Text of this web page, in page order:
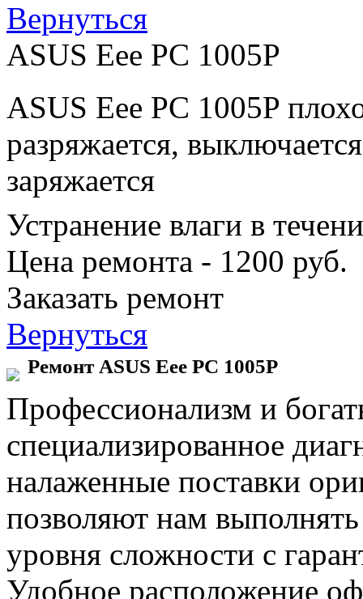
Вернуться
ASUS Eee PC 1005P
ASUS Eee PC 1005P
разряжается,
заряжается
Устранение влаги в
Цена ремонта - 1200 руб.
Заказать ремонт
Вернуться
Ремонт ASUS Eee PC 1005P
Профессионализм и
специализированное
налаженные поставки
позволяют нам
уровня сложности с
Удобное расположение